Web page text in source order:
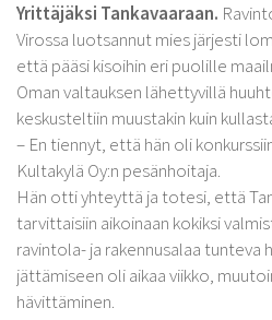
Yrittäjäksi Tankavaaraan.
Virossa luotsannut mies järjesti
että pääsi kisoihin eri puolille
Oman valtauksen lähettyvillä
keskusteltiin muustakin kuin
– En tiennyt, että hän oli
Kultakylä Oy:n pesänhoitaja.
Hän otti yhteyttä ja totesi, että
tarvittaisiin aikoinaan kokiksi
ravintola- ja rakennusalaa tunteva
jättämiseen oli aikaa viikko,
hävittäminen.